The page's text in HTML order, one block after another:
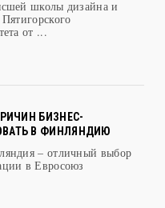
ПРОГРАММУ
школы дизайна и
БИЗНЕС-
В ФИНЛЯНДИЮ
– отличный выбор